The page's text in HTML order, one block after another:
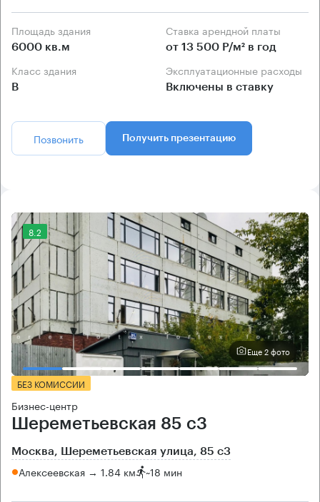
Площадь здания
6000 кв.м
Ставка арендной платы
от 13 500 Р/м² в год
Класс здания
B
Эксплуатационные расходы
Включены в ставку
Позвонить Получить презентацию
8.2
Еще 2 фото
БЕЗ КОМИССИИ
Бизнес-центр
Шереметьевская 85 с3
Москва, Шереметьевская улица, 85 с3
Алексеевская → 1.84 км ~18 мин